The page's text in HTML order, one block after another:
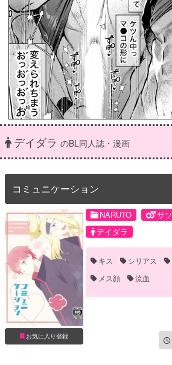
デイダラ のBL同人誌・漫画
コミュニケーション
お気に入り登録
NARUTO サ
デイダラ
キス シリアス
メス顔
流血